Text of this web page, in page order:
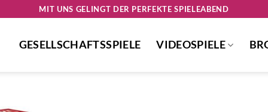
MIT UNS GELINGT DER PERFEKTE SPIELEABEND
GESELLSCHAFTSSPIELE VIDEOSPIELE